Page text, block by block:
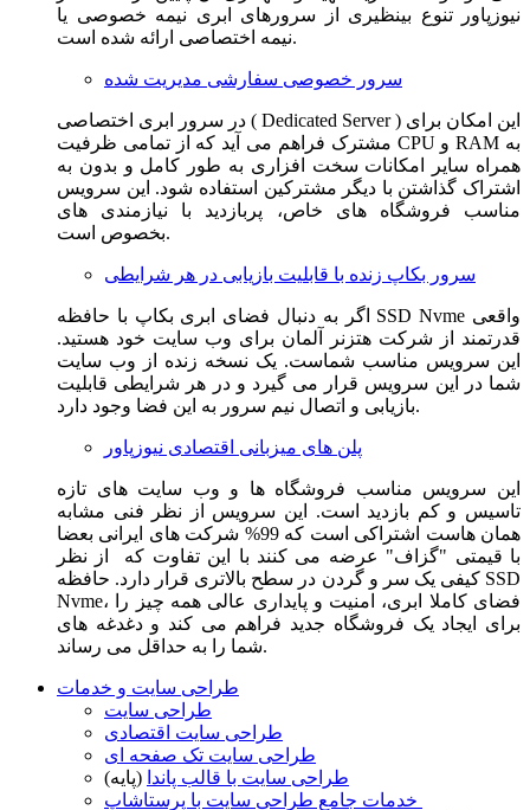
نیوزپاور تنوع بینظیری از سرورهای ابری نیمه خصوصی یا
نیمه اختصاصی ارائه شده است.
سرور خصوصی سفارشی مدیریت شده
در سرور ابری اختصاصی ( Dedicated Server ) این امکان برای
مشترک فراهم می آید که از تمامی ظرفیت CPU و RAM به
همراه سایر امکانات سخت افزاری به طور کامل و بدون به
اشتراک گذاشتن با دیگر مشترکین استفاده شود. این سرویس
مناسب فروشگاه های خاص، پربازدید با نیازمندی های
بخصوص است.
سرور بکاپ زنده با قابلیت بازیابی در هر شرایطی
اگر به دنبال فضای ابری بکاپ با حافظه SSD Nvme واقعی
قدرتمند از شرکت هتزنر آلمان برای وب سایت خود هستید.
این سرویس مناسب شماست. یک نسخه زنده از وب سایت
شما در این سرویس قرار می گیرد و در هر شرایطی قابلیت
بازیابی و اتصال نیم سرور به این فضا وجود دارد.
پلن های میزبانی اقتصادی نیوزپاور
این سرویس مناسب فروشگاه ها و وب سایت های تازه
تاسیس و کم بازدید است. این سرویس از نظر فنی مشابه
همان هاست اشتراکی است که 99% شرکت های ایرانی بعضا
با قیمتی "گزاف" عرضه می کنند با این تفاوت که از نظر
کیفی یک سر و گردن در سطح بالاتری قرار دارد. حافظه SSD
Nvme، فضای کاملا ابری، امنیت و پایداری عالی همه چیز را
برای ایجاد یک فروشگاه جدید فراهم می کند و دغدغه های
شما را به حداقل می رساند.
طراحی سایت و خدمات
طراحی سایت
طراحی سایت اقتصادی
طراحی سایت تک صفحه ای
طراحی سایت با قالب پاندا (پایه)